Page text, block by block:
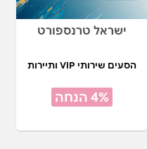
ישראל טרנספורט
הסעים שירותי VIP ותיירות
4% הנחה